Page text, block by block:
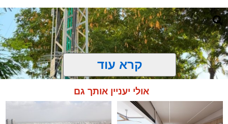
קרא עוד
אולי יעניין אותך גם